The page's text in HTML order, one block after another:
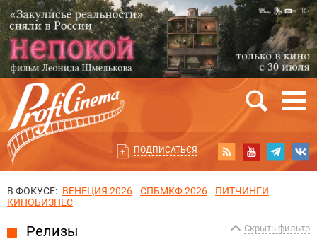
ПОДПИСАТЬСЯ
В ФОКУСЕ: ВЕНЕЦИЯ 2026 СПБМКФ 2026
ПИТЧИНГИ
КИНОБИЗНЕС
Скрыть фильтр
Релизы